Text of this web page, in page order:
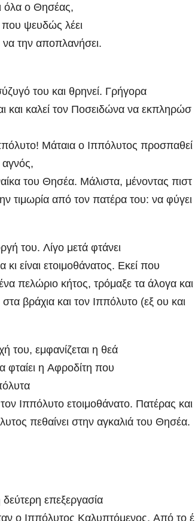
όλα ο Θησέας,
ψευδώς λέει
την αποπλανήσει.
του και θρηνεί. Γρήγορα
και καλεί τον Ποσειδώνα να εκπληρώσ
Μάταια ο Ιππόλυτος προσπαθεί
αγνός,
του Θησέα. Μάλιστα, μένοντας πιστ
τιμωρία από τον πατέρα του: να φύγει
του. Λίγο μετά φτάνει
είναι ετοιμοθάνατος. Εκεί που
πελώριο κήτος, τρόμαξε τα άλογα και
βράχια και τον Ιππόλυτο (εξ ου και
του, εμφανίζεται η θεά
φταίει η Αφροδίτη που
Ιππόλυτο ετοιμοθάνατο. Πατέρας και
πεθαίνει στην αγκαλιά του Θησέα.
επεξεργασία
ο Ιππόλυτος Καλυπτόμενος. Από το έ